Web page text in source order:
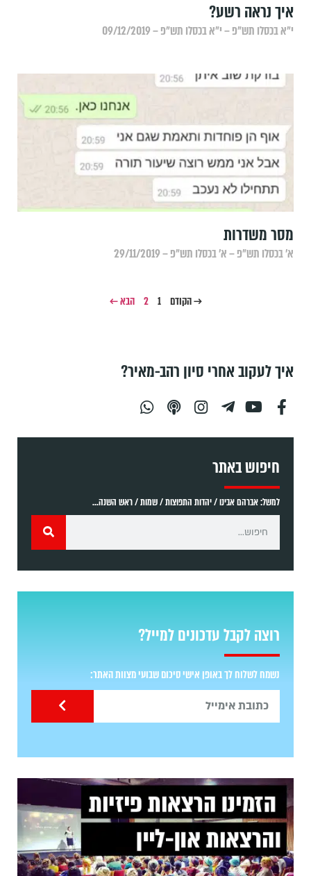
איך נראה רשע?
י״א בכסלו תש״פ – י״א בכסלו תש״פ – 09/12/2019
מסר משדרות
א׳ בכסלו תש״פ – א׳ בכסלו תש״פ – 29/11/2019
→ הקודם 1
2 הבא ←
איך לעקוב אחרי סיון רהב-מאיר?
חיפוש באתר
למשל: אברהם אבינו / יהדות התפוצות / שמות / ראש השנה...
רוצה לקבל עדכונים למייל?
נשמח לשלוח לך באופן אישי סיכום שבועי מצוות האתר: